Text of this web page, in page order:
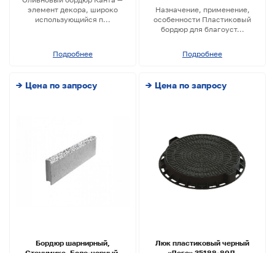
элемент декора, широко
использующийся п...
Подробнее
Назначение, применение,
особенности Пластиковый
бордюр для благоуст...
Подробнее
→ Цена по запросу
Бордюр шарнирный,
→ Цена по запросу
Люк пластиковый черный